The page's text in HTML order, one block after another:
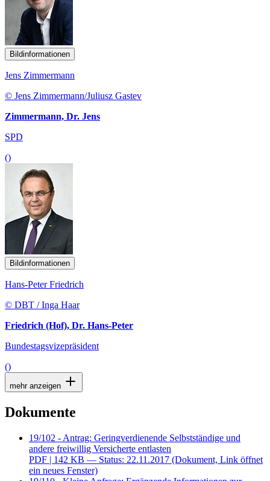
Bildinformationen
Jens Zimmermann
© Jens Zimmermann/Juliusz Gastev
Zimmermann, Dr. Jens
SPD
()
Bildinformationen
Hans-Peter Friedrich
© DBT / Inga Haar
Friedrich (Hof), Dr. Hans-Peter
Bundestagsvizepräsident
()
mehr anzeigen
Dokumente
19/102 - Antrag: Geringverdienende Selbstständige und
andere freiwillig Versicherte entlasten
PDF | 142 KB — Status: 22.11.2017 (Dokument, Link öffnet
ein neues Fenster)